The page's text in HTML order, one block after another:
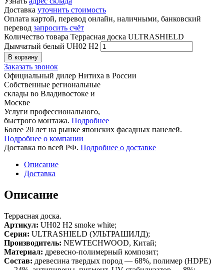
Доставка уточнить стоимость
Оплата картой, перевод онлайн, наличными, банковский
перевод запросить счёт
Количество товара Террасная доска ULTRASHIELD
Дымчатый белый UH02 H2
В корзину
Заказать звонок
Официальный дилер Нитиха в России
Собственные региональные
склады во Владивостоке и
Москве
Услуги профессионального,
быстрого монтажа. Подробнее
Более 20 лет на рынке японских фасадных панелей.
Подробнее о компании
Доставка по всей РФ. Подробнее о доставке
Описание
Доставка
Описание
Террасная доска.
Артикул: UH02 H2 smoke white;
Серия: ULTRASHIELD (УЛЬТРАШИЛД);
Производитель: NEWTECHWOOD, Китай;
Материал: древесно-полимерный композит;
Состав: древесина твердых пород — 68%, полимер (HDPE)